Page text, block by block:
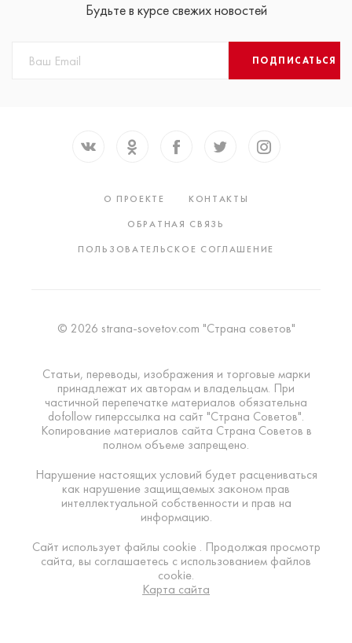
Будьте в курсе свежих новостей
ПОДПИСАТЬСЯ
О ПРОЕКТЕ
КОНТАКТЫ
ОБРАТНАЯ СВЯЗЬ
ПОЛЬЗОВАТЕЛЬСКОЕ СОГЛАШЕНИЕ
© 2026 strana-sovetov.com "Страна советов"
Статьи, переводы, изображения и торговые марки
принадлежат их авторам и владельцам. При
частичной перепечатке материалов обязательна
dofollow гиперссылка на сайт "Страна Советов".
Копирование материалов сайта Страна Советов в
полном объеме запрещено.
Нарушение настоящих условий будет расцениваться
как нарушение защищаемых законом прав
интеллектуальной собственности и прав на
информацию.
Сайт использует файлы cookie . Продолжая просмотр
сайта, вы соглашаетесь с использованием файлов
cookie.
Карта сайта